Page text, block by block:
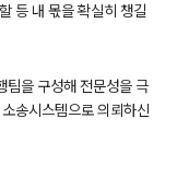
등 내 몫을 확실히 챙길
팀을 구성해 전문성을 극
송시스템으로 의뢰하신